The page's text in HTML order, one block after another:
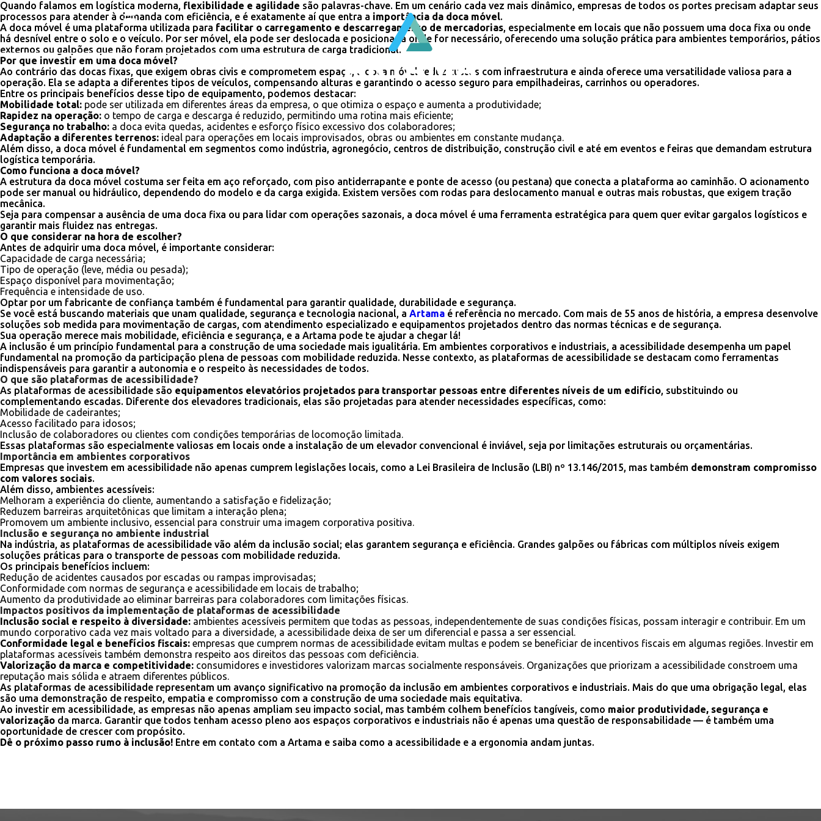
Quando falamos em logística moderna, flexibilidade e agilidade são palavras-chave. Em um cenário cada vez mais dinâmico, empresas de todos os portes precisam adaptar seus
processos para atender à demanda com eficiência, e é exatamente aí que entra a importância da doca móvel.
A doca móvel é uma plataforma utilizada para facilitar o carregamento e descarregamento de mercadorias, especialmente em locais que não possuem uma doca fixa ou onde
há desnível entre o solo e o veículo. Por ser móvel, ela pode ser deslocada e posicionada onde for necessário, oferecendo uma solução prática para ambientes temporários, pátios
externos ou galpões que não foram projetados com uma estrutura de carga tradicional.
Por que investir em uma doca móvel?
Ao contrário das docas fixas, que exigem obras civis e comprometem espaço, a doca móvel reduz custos com infraestrutura e ainda oferece uma versatilidade valiosa para a
operação. Ela se adapta a diferentes tipos de veículos, compensando alturas e garantindo o acesso seguro para empilhadeiras, carrinhos ou operadores.
Entre os principais benefícios desse tipo de equipamento, podemos destacar:
Mobilidade total: pode ser utilizada em diferentes áreas da empresa, o que otimiza o espaço e aumenta a produtividade;
Rapidez na operação: o tempo de carga e descarga é reduzido, permitindo uma rotina mais eficiente;
Segurança no trabalho: a doca evita quedas, acidentes e esforço físico excessivo dos colaboradores;
Adaptação a diferentes terrenos: ideal para operações em locais improvisados, obras ou ambientes em constante mudança.
Além disso, a doca móvel é fundamental em segmentos como indústria, agronegócio, centros de distribuição, construção civil e até em eventos e feiras que demandam estrutura
logística temporária.
Como funciona a doca móvel?
A estrutura da doca móvel costuma ser feita em aço reforçado, com piso antiderrapante e ponte de acesso (ou pestana) que conecta a plataforma ao caminhão. O acionamento
pode ser manual ou hidráulico, dependendo do modelo e da carga exigida. Existem versões com rodas para deslocamento manual e outras mais robustas, que exigem tração
mecânica.
Seja para compensar a ausência de uma doca fixa ou para lidar com operações sazonais, a doca móvel é uma ferramenta estratégica para quem quer evitar gargalos logísticos e
garantir mais fluidez nas entregas.
O que considerar na hora de escolher?
Antes de adquirir uma doca móvel, é importante considerar:
Capacidade de carga necessária;
Tipo de operação (leve, média ou pesada);
Espaço disponível para movimentação;
Frequência e intensidade de uso.
Optar por um fabricante de confiança também é fundamental para garantir qualidade, durabilidade e segurança.
Se você está buscando materiais que unam qualidade, segurança e tecnologia nacional, a Artama é referência no mercado. Com mais de 55 anos de história, a empresa desenvolve
soluções sob medida para movimentação de cargas, com atendimento especializado e equipamentos projetados dentro das normas técnicas e de segurança.
Sua operação merece mais mobilidade, eficiência e segurança, e a Artama pode te ajudar a chegar lá!
A inclusão é um princípio fundamental para a construção de uma sociedade mais igualitária. Em ambientes corporativos e industriais, a acessibilidade desempenha um papel
fundamental na promoção da participação plena de pessoas com mobilidade reduzida. Nesse contexto, as plataformas de acessibilidade se destacam como ferramentas
indispensáveis para garantir a autonomia e o respeito às necessidades de todos.
O que são plataformas de acessibilidade?
As plataformas de acessibilidade são equipamentos elevatórios projetados para transportar pessoas entre diferentes níveis de um edifício, substituindo ou
complementando escadas. Diferente dos elevadores tradicionais, elas são projetadas para atender necessidades específicas, como:
Mobilidade de cadeirantes;
Acesso facilitado para idosos;
Inclusão de colaboradores ou clientes com condições temporárias de locomoção limitada.
Essas plataformas são especialmente valiosas em locais onde a instalação de um elevador convencional é inviável, seja por limitações estruturais ou orçamentárias.
Importância em ambientes corporativos
Empresas que investem em acessibilidade não apenas cumprem legislações locais, como a Lei Brasileira de Inclusão (LBI) nº 13.146/2015, mas também demonstram compromisso
com valores sociais.
Além disso, ambientes acessíveis:
Melhoram a experiência do cliente, aumentando a satisfação e fidelização;
Reduzem barreiras arquitetônicas que limitam a interação plena;
Promovem um ambiente inclusivo, essencial para construir uma imagem corporativa positiva.
Inclusão e segurança no ambiente industrial
Na indústria, as plataformas de acessibilidade vão além da inclusão social; elas garantem segurança e eficiência. Grandes galpões ou fábricas com múltiplos níveis exigem
soluções práticas para o transporte de pessoas com mobilidade reduzida.
Os principais benefícios incluem:
Redução de acidentes causados por escadas ou rampas improvisadas;
Conformidade com normas de segurança e acessibilidade em locais de trabalho;
Aumento da produtividade ao eliminar barreiras para colaboradores com limitações físicas.
Impactos positivos da implementação de plataformas de acessibilidade
Inclusão social e respeito à diversidade: ambientes acessíveis permitem que todas as pessoas, independentemente de suas condições físicas, possam interagir e contribuir. Em um
mundo corporativo cada vez mais voltado para a diversidade, a acessibilidade deixa de ser um diferencial e passa a ser essencial.
Conformidade legal e benefícios fiscais: empresas que cumprem normas de acessibilidade evitam multas e podem se beneficiar de incentivos fiscais em algumas regiões. Investir em
plataformas acessíveis também demonstra respeito aos direitos das pessoas com deficiência.
Valorização da marca e competitividade: consumidores e investidores valorizam marcas socialmente responsáveis. Organizações que priorizam a acessibilidade constroem uma
reputação mais sólida e atraem diferentes públicos.
As plataformas de acessibilidade representam um avanço significativo na promoção da inclusão em ambientes corporativos e industriais. Mais do que uma obrigação legal, elas
são uma demonstração de respeito, empatia e compromisso com a construção de uma sociedade mais equitativa.
Ao investir em acessibilidade, as empresas não apenas ampliam seu impacto social, mas também colhem benefícios tangíveis, como maior produtividade, segurança e
valorização da marca. Garantir que todos tenham acesso pleno aos espaços corporativos e industriais não é apenas uma questão de responsabilidade — é também uma
oportunidade de crescer com propósito.
Dê o próximo passo rumo à inclusão! Entre em contato com a Artama e saiba como a acessibilidade e a ergonomia andam juntas.